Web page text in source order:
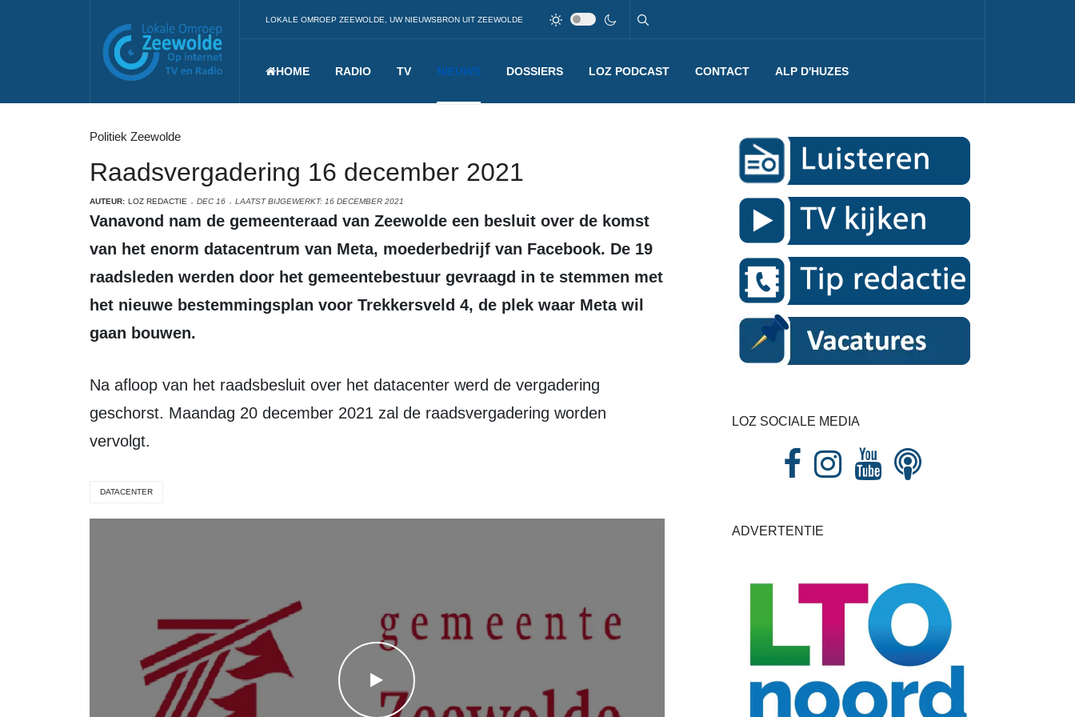
LOKALE OMROEP ZEEWOLDE, UW NIEUWSBRON UIT ZEEWOLDE
HOME RADIO TV NIEUWS DOSSIERS LOZ PODCAST CONTACT ALP D'HUZES
Politiek Zeewolde
Raadsvergadering 16 december 2021
AUTEUR: LOZ REDACTIE DEC 16 LAATST BIJGEWERKT: 16 DECEMBER 2021
Vanavond nam de gemeenteraad van Zeewolde een besluit over de komst
van het enorm datacentrum van Meta, moederbedrijf van Facebook. De 19
raadsleden werden door het gemeentebestuur gevraagd in te stemmen met
het nieuwe bestemmingsplan voor Trekkersveld 4, de plek waar Meta wil
gaan bouwen.
Na afloop van het raadsbesluit over het datacenter werd de vergadering
geschorst. Maandag 20 december 2021 zal de raadsvergadering worden
vervolgt.
DATACENTER
WATCH THE VIDEO
LOZ SOCIALE MEDIA
ADVERTENTIE